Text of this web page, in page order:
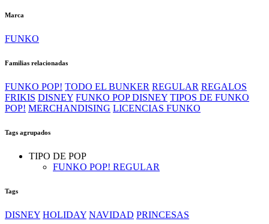
Marca
FUNKO
Familias relacionadas
FUNKO POP! TODO EL BUNKER REGULAR REGALOS
FRIKIS DISNEY FUNKO POP DISNEY TIPOS DE FUNKO
POP! MERCHANDISING LICENCIAS FUNKO
Tags agrupados
TIPO DE POP
FUNKO POP! REGULAR
Tags
DISNEY HOLIDAY NAVIDAD PRINCESAS